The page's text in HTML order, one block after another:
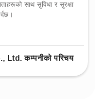
साथ सुविधा र सुरक्षा
कम्पनीको परिचय